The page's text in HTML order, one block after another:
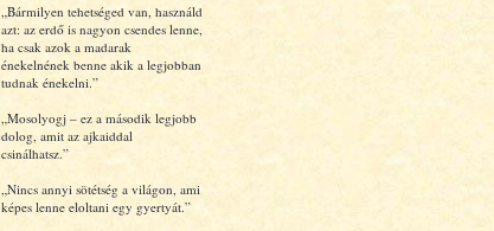
„Bármilyen tehetséged van, használd
azt: az erdő is nagyon csendes lenne,
ha csak azok a madarak
énekelnének benne akik a legjobban
tudnak énekelni.”
„Mosolyogj – ez a második legjobb
dolog, amit az ajkaiddal
csinálhatsz.”
„Nincs annyi sötétség a világon, ami
képes lenne eloltani egy gyertyát.”